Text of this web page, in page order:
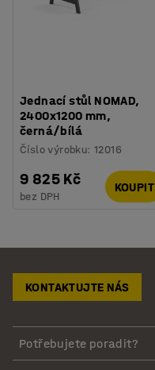
Jednací stůl NOMAD,
2400x1200 mm,
černá/bílá
Číslo výrobku:12016
9 825 Kč
bez DPH
KOUPIT
KONTAKTUJTE NÁS
Potřebujete poradit?